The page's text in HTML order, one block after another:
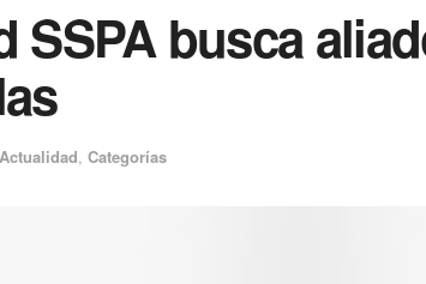
SSPA busca
Actualidad, Categorías